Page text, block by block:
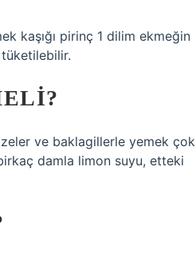
kaşığı pirinç 1 dilim ekmeğin
ve baklagillerle yemek çok
damla limon suyu, etteki